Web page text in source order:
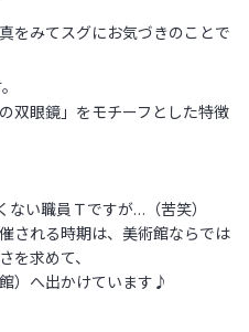
をみてスグにお気づきのことで
双眼鏡」をモチーフとした特徴
い職員Ｔですが…（苦笑）
される時期は、美術館ならでは
を求めて、
）へ出かけています♪